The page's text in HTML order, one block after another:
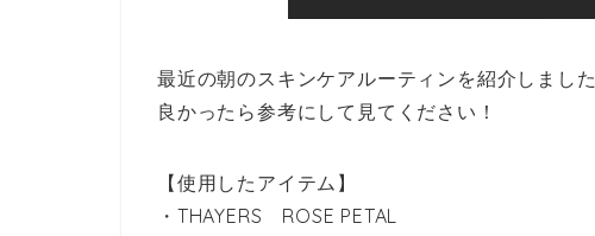
最近の朝のスキンケアルーティンを紹介しました
良かったら参考にして見てください！
【使用したアイテム】
・THAYERS ROSE PETAL